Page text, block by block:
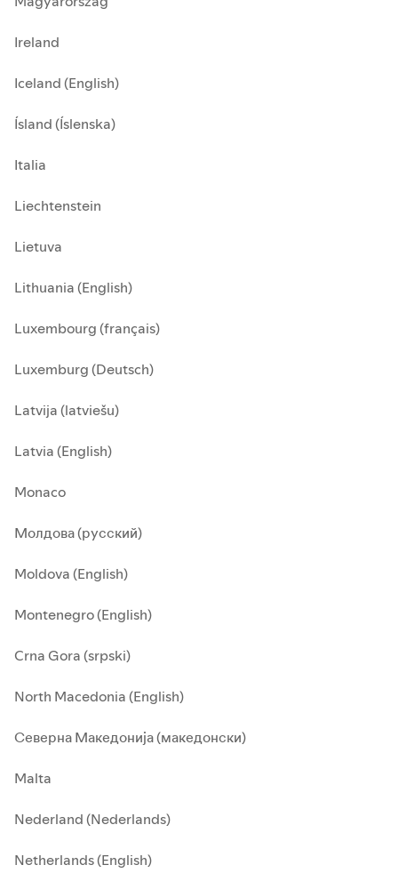
Ireland
Iceland (English)
Ísland (Íslenska)
Italia
Liechtenstein
Lietuva
Lithuania (English)
Luxembourg (français)
Luxemburg (Deutsch)
Latvija (latviešu)
Latvia (English)
Monaco
Молдова (русский)
Moldova (English)
Montenegro (English)
Crna Gora (srpski)
North Macedonia (English)
Северна Македонија (македонски)
Malta
Nederland (Nederlands)
Netherlands (English)